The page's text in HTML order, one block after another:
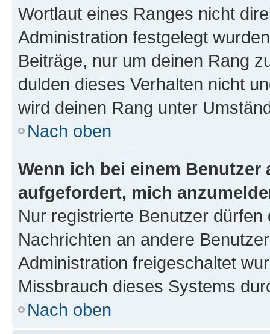
Wortlaut eines Ranges nicht
Administration festgelegt
Beiträge, nur um deinen Rang
dulden dieses Verhalten nicht
wird deinen Rang unter
Nach oben
Wenn ich bei einem
aufgefordert, mich
Nur registrierte Benutzer
Nachrichten an andere
Administration freigeschaltet
Missbrauch dieses Systems
Nach oben